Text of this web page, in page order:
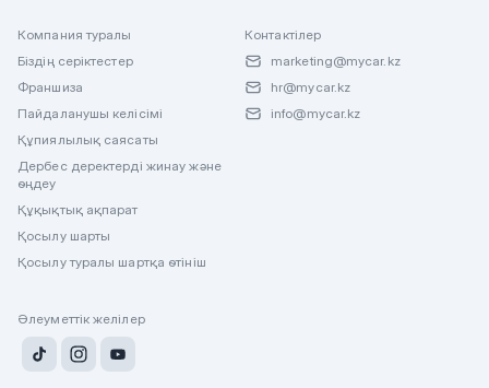
Компания туралы
Біздің серіктестер
Франшиза
Пайдаланушы келісімі
Құпиялылық саясаты
Дербес деректерді жинау және
өңдеу
Құқықтық ақпарат
Қосылу шарты
Қосылу туралы шартқа өтініш
Контактілер
marketing@mycar.kz
hr@mycar.kz
info@mycar.kz
Әлеуметтік желілер